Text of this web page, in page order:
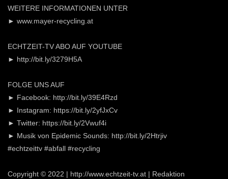
WEITERE INFORMATIONEN UNTER
► www.mayer-recycling.at
ECHTZEIT-TV ABO AUF YOUTUBE
► http://bit.ly/3279H5A
FOLGE UNS AUF
► Facebook: http://bit.ly/39E4Rzd
► Instagram: https://bit.ly/2yfJxCv
► Twitter: https://bit.ly/2Vwuf4i
► Musik von Epidemic Sounds: http://bit.ly/2Htrjiv
#echtzeittv #abfall #recycling
Copyright © 2022 | http://www.echtzeit-tv.at | Redaktion